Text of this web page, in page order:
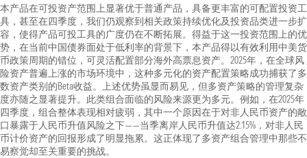
本产品在可投资产范围上显著优于普通产品，具备更丰富的可配置投资工
具，甚至在四季度，我们仍观察到相关政策持续优化及投资品类进一步扩
容，使得产品可投工具的广度仍在不断拓展。得益于这一投资范围上的优
势，在当前中国债券面处于低利率的背景下，本产品得以有效利用中美货
币政策周期的错位，可灵活配置部分海外高票息资产。2025年，在全球风
险资产普遍上涨的市场环境中，这种多元化的资产配置策略成功捕获了多
数资产类别的Beta收益。上述优势虽显而易见，但多资产策略的管理复杂
度亦随之显著提升。此类组合面临的风险来源更为多元。例如，在2025年
四季度，组合整体表现相对疲弱，其中一个原因在于对非人民币资产的敞
口暴露于人民币升值风险之下——当季离岸人民币升值达2.15%，对非人民
币计价资产的回报形成了明显拖累。这正体现了多资产组合管理中那些不
易察觉却至关重要的挑战。